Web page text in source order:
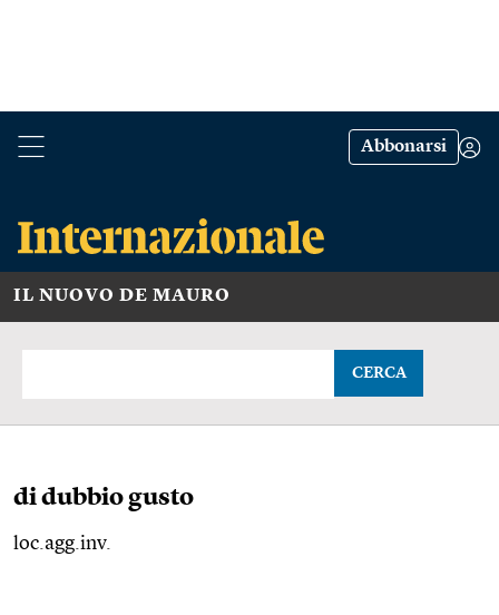
Abbonarsi
IL NUOVO DE MAURO
CERCA
di dubbio gusto
loc.agg.inv.